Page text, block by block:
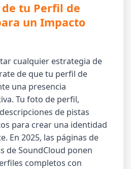
tu Perfil de
un Impacto
cualquier estrategia de
de que tu perfil de
una presencia
Tu foto de perfil,
de pistas
para crear una identidad
En 2025, las páginas de
de SoundCloud ponen
completos con